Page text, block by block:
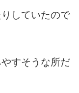
していたので
すそうな所だ